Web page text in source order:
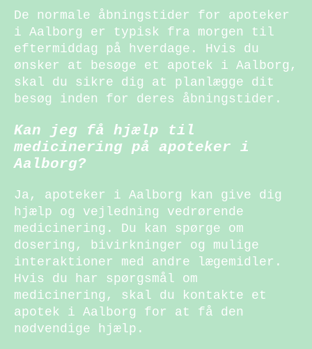
De normale åbningstider for apoteker
i Aalborg er typisk fra morgen til
eftermiddag på hverdage. Hvis du
ønsker at besøge et apotek i Aalborg,
skal du sikre dig at planlægge dit
besøg inden for deres åbningstider.
Kan jeg få hjælp til
medicinering på apoteker i
Aalborg?
Ja, apoteker i Aalborg kan give dig
hjælp og vejledning vedrørende
medicinering. Du kan spørge om
dosering, bivirkninger og mulige
interaktioner med andre lægemidler.
Hvis du har spørgsmål om
medicinering, skal du kontakte et
apotek i Aalborg for at få den
nødvendige hjælp.